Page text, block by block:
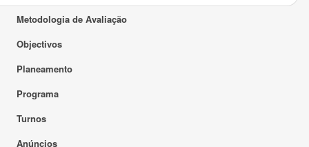
Metodologia de Avaliação
Objectivos
Planeamento
Programa
Turnos
Anúncios